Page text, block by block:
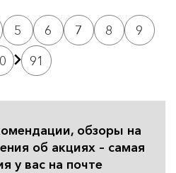
5 6 7 8
9
91
обзоры на
об акциях – самая
у вас на почте